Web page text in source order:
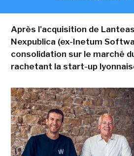
Après l'acquisition de
Nexpublica (ex-Inetum
consolidation sur le marché
rachetant la start-up